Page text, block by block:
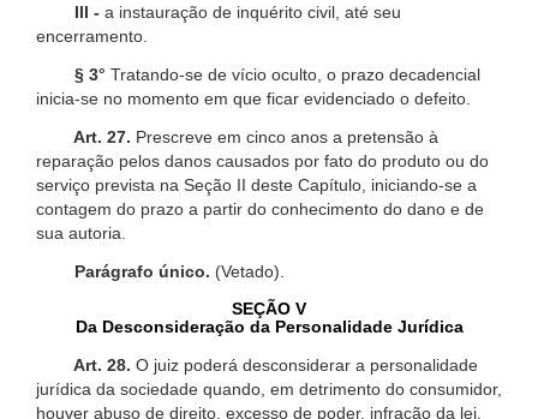
III - a instauração de inquérito civil, até seu
encerramento.
§ 3° Tratando-se de vício oculto, o prazo decadencial
inicia-se no momento em que ficar evidenciado o defeito.
Art. 27. Prescreve em cinco anos a pretensão à
reparação pelos danos causados por fato do produto ou do
serviço prevista na Seção II deste Capítulo, iniciando-se a
contagem do prazo a partir do conhecimento do dano e de
sua autoria.
Parágrafo único. (Vetado).
SEÇÃO V
Da Desconsideração da Personalidade Jurídica
Art. 28. O juiz poderá desconsiderar a personalidade
jurídica da sociedade quando, em detrimento do consumidor,
houver abuso de direito, excesso de poder, infração da lei,